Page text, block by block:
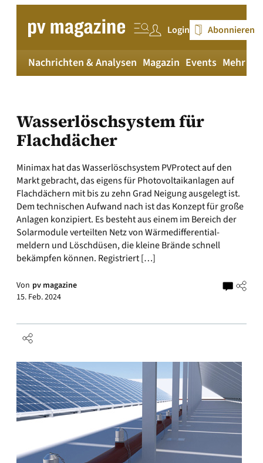
springen
Login Abonnieren
Nachrichten & Analysen Magazin Events Mehr
Wasserlöschsystem für
Flachdächer
Minimax hat das Wasserlöschsystem PVProtect auf den
Markt gebracht, das eigens für Photovoltaikanlagen auf
Flachdächern mit bis zu zehn Grad Neigung ausgelegt ist.
Dem technischen Aufwand nach ist das Konzept für große
Anlagen konzipiert. Es besteht aus einem im Bereich der
Solarmodule verteilten Netz von Wärmedifferential­
meldern und Löschdüsen, die kleine Brände schnell
bekämpfen können. Registriert […]
Von pv magazine
15. Feb. 2024